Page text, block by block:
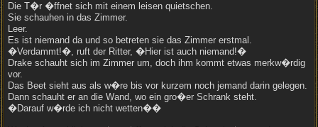
Die T�r �ffnet sich mit einem leisen quietschen.
Sie schauhen in das Zimmer.
Leer.
Es ist niemand da und so betreten sie das Zimmer erstmal.
�Verdammt!�, ruft der Ritter, �Hier ist auch niemand!�
Drake schauht sich im Zimmer um, doch ihm kommt etwas merkw�rdig
vor.
Das Beet sieht aus als w�re bis vor kurzem noch jemand darin gelegen.
Dann schauht er an die Wand, wo ein gro�er Schrank steht.
�Darauf w�rde ich nicht wetten��